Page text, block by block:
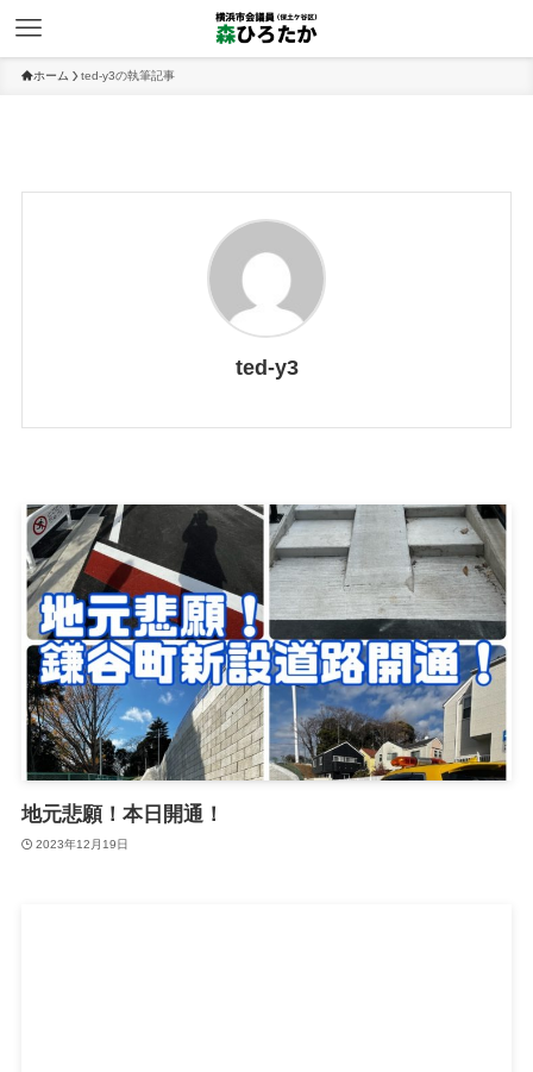
ホーム ted-y3の執筆記事
ted-y3
地元悲願！本日開通！
2023年12月19日